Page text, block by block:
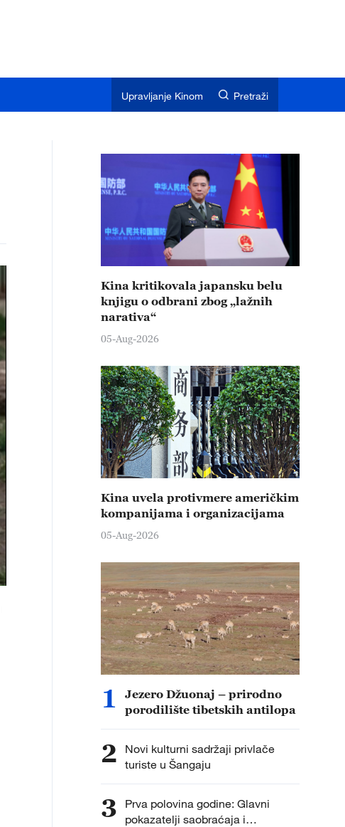
Upravljanje Kinom Pretraži
Kina kritikovala japansku belu
knjigu o odbrani zbog „lažnih
narativa“
05-Aug-2026
Kina uvela protivmere američkim
kompanijama i organizacijama
05-Aug-2026
1
Jezero Džuonaj – prirodno
porodilište tibetskih antilopa
2
Novi kulturni sadržaji privlače
turiste u Šangaju
3
Prva polovina godine: Glavni
pokazatelji saobraćaja i